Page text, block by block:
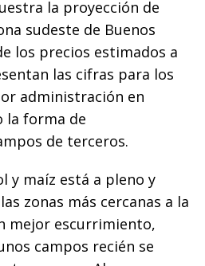
la proyección de
sudeste de Buenos
los precios estimados a
las cifras para los
administración en
la forma de
de terceros.
y maíz está a pleno y
zonas más cercanas a la
mejor escurrimiento,
campos recién se